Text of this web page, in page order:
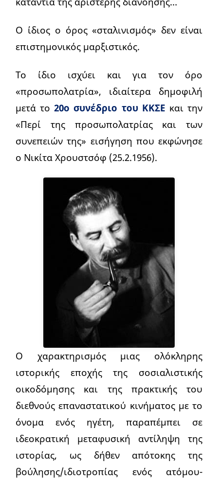
Ο ίδιος ο όρος «σταλινισμός» δεν είναι
επιστημονικός μαρξιστικός.
Το ίδιο ισχύει και για τον όρο
«προσωπολατρία», ιδιαίτερα δημοφιλή
μετά το20ο συνέδριο του ΚΚΣΕ και την
«Περί της προσωπολατρίας και των
συνεπειών της» εισήγηση που εκφώνησε
ο Νικίτα Χρουστσόφ (25.2.1956).
Ο χαρακτηρισμός μιας ολόκληρης
ιστορικής εποχής της σοσιαλιστικής
οικοδόμησης και της πρακτικής του
διεθνούς επαναστατικού κινήματος με το
όνομα ενός ηγέτη, παραπέμπει σε
ιδεοκρατική μεταφυσική αντίληψη της
ιστορίας, ως δήθεν απότοκης της
βούλησης/ιδιοτροπίας ενός ατόμου-